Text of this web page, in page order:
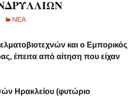
ΝΕΑ
και ο Εμπορικός
έπειτα από αίτηση που είχαν
Ηρακλείου (φυτώριο